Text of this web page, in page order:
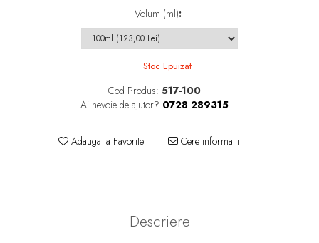
Floral-Aldehidic
Floral-Lemnos
Aromatic-Verde
Volum (ml):
Stoc Epuizat
Cod Produs: 517-100
Ai nevoie de ajutor? 0728 289315
Adauga la Favorite Cere informatii
Descriere